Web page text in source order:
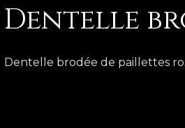
Dentelle
Dentelle brodée de paillettes